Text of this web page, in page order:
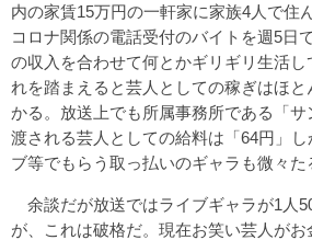
内の家賃15万円の一軒家に家族4人で住
コロナ関係の電話受付のバイトを週5日
の収入を合わせて何とかギリギリ生活し
れを踏まえると芸人としての稼ぎはほ
かる。放送上でも所属事務所である「サ
渡される芸人としての給料は「64円」
ブ等でもらう取っ払いのギャラも微々た
余談だが放送ではライブギャラが1人
が、これは破格だ。現在お笑い芸人が